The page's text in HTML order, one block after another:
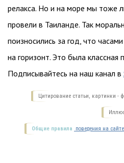
релакса. Но и на море мы тоже
провели в Таиланде. Так
поизносились за год, что
на горизонт. Это была классная
Подписывайтесь на наш канал в
Цитирование статьи, картинки -
Общие правила поведения на